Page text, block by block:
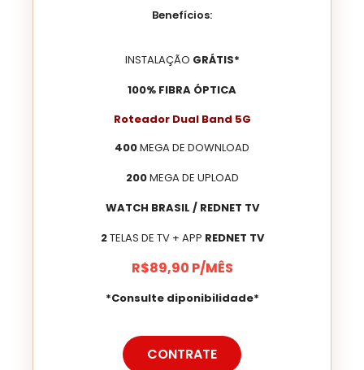
Benefícios:
INSTALAÇÃO GRÁTIS*
100% FIBRA ÓPTICA
Roteador Dual Band 5G
400MEGA DE DOWNLOAD
200MEGA DE UPLOAD
WATCH BRASIL / REDNET TV
2TELAS DE TV + APP REDNET TV
R$89,90 P/MÊS
*Consulte diponibilidade*
CONTRATE